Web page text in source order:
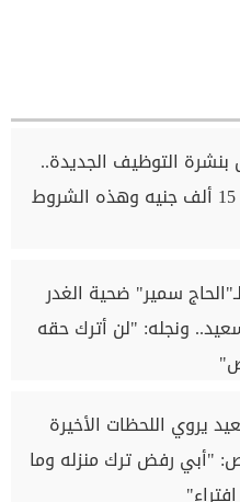
بنشرة التوظيف الجديدة..
رواتب تصل إلى 15 ألف جنيه وهذه الشروط
سمير" ضحية الغدر
ونجله: "لن أترك حقه
يروي اللحظات الأخيرة
"أبي رفض ترك منزله وما